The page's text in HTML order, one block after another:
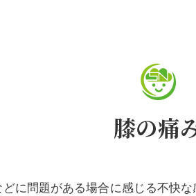
膝の痛
に問題がある場合に感じる不快